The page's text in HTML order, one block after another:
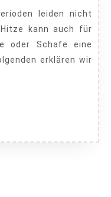
die
Tiere
auf
kann auch für
oder Schafe eine
erklären wir